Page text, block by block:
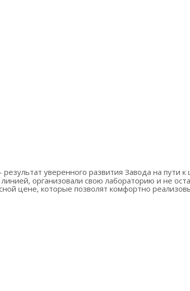
организовали свою лабораторию и не
цене, которые позволят комфортно